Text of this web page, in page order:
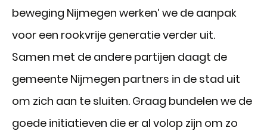
beweging Nijmegen werken’ we de aanpak
voor een rookvrije generatie verder uit.
Samen met de andere partijen daagt de
gemeente Nijmegen partners in de stad uit
om zich aan te sluiten. Graag bundelen we de
goede initiatieven die er al volop zijn om zo